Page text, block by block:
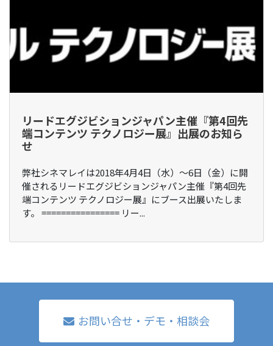
リードエグジビションジャパン主催『第4回先
端コンテンツ テクノロジー展』出展のお知ら
せ
弊社シネマレイは2018年4⽉4⽇（⽔）〜6⽇（⾦）に開
催されるリードエグジビションジャパン主催『第4回先
端コンテンツ テクノロジー展』にブース出展いたしま
す。 ================ リー...
お問い合せ・デモ・相談会